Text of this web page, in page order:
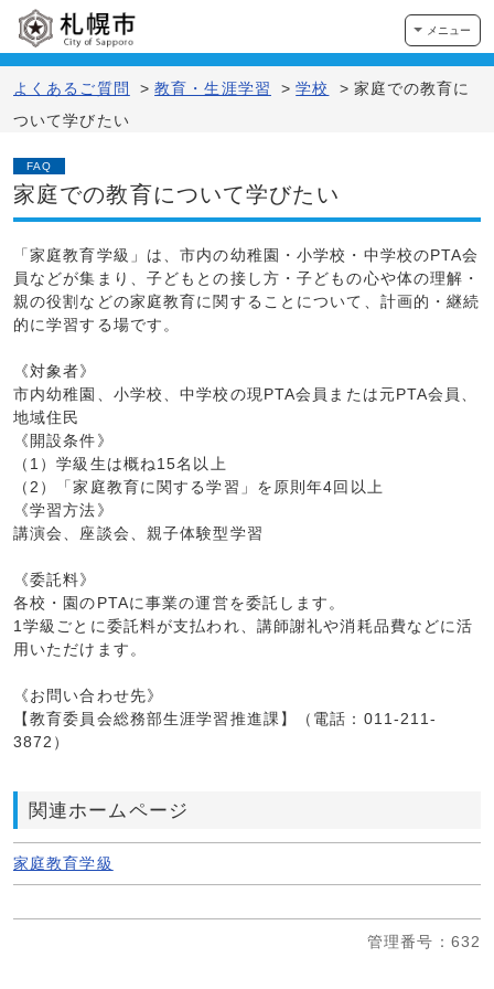
メニュー
よくあるご質問 > 教育・生涯学習 > 学校 > 家庭での教育に
ついて学びたい
FAQ
家庭での教育について学びたい
「家庭教育学級」は、市内の幼稚園・小学校・中学校のPTA会
員などが集まり、子どもとの接し方・子どもの心や体の理解・
親の役割などの家庭教育に関することについて、計画的・継続
的に学習する場です。
《対象者》
市内幼稚園、小学校、中学校の現PTA会員または元PTA会員、
地域住民
《開設条件》
（1）学級生は概ね15名以上
（2）「家庭教育に関する学習」を原則年4回以上
《学習方法》
講演会、座談会、親子体験型学習
《委託料》
各校・園のPTAに事業の運営を委託します。
1学級ごとに委託料が支払われ、講師謝礼や消耗品費などに活
用いただけます。
《お問い合わせ先》
【教育委員会総務部生涯学習推進課】（電話：011-211-
3872）
関連ホームページ
家庭教育学級
管理番号 ：632